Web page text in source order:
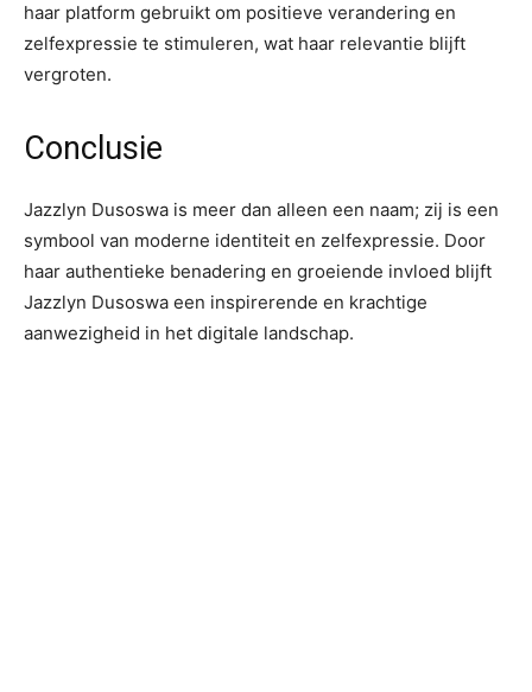
haar platform gebruikt om positieve verandering en
zelfexpressie te stimuleren, wat haar relevantie blijft
vergroten.
Conclusie
Jazzlyn Dusoswa is meer dan alleen een naam; zij is een
symbool van moderne identiteit en zelfexpressie. Door
haar authentieke benadering en groeiende invloed blijft
Jazzlyn Dusoswa een inspirerende en krachtige
aanwezigheid in het digitale landschap.